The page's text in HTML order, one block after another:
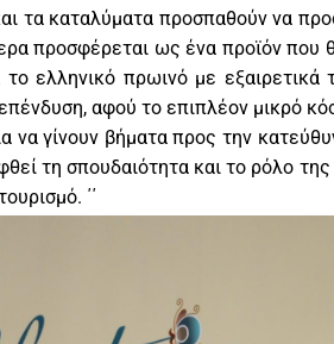
τα καταλύματα προσπαθούν να
προσφέρεται ως ένα προϊόν που
ελληνικό πρωινό με εξαιρετικά
αφού το επιπλέον μικρό
να γίνουν βήματα προς την
τη σπουδαιότητα και το ρόλο της
΄΄